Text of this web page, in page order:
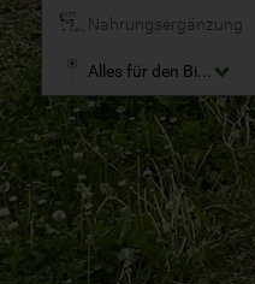
Nahrungsergänzung
Alles für den Bio-Garten